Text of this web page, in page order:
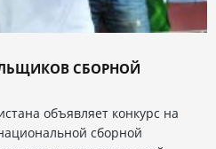
СБОРНОЙ
объявляет конкурс на
сборной